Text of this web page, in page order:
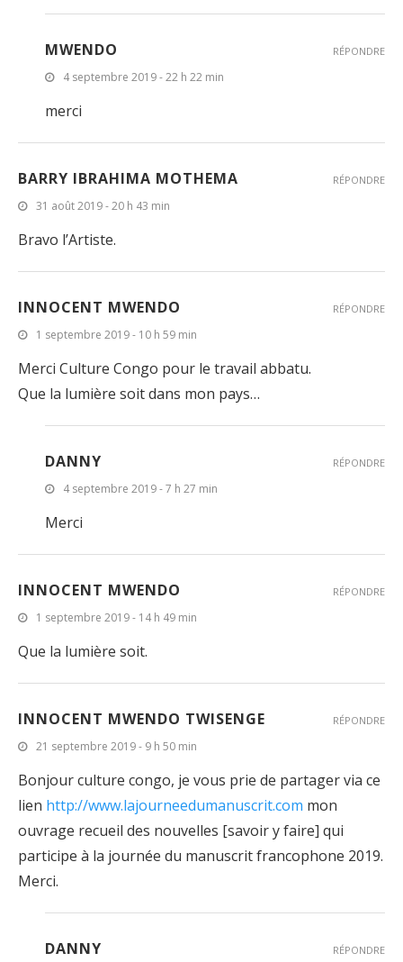
MWENDO
4 septembre 2019 - 22 h 22 min
merci
RÉPONDRE
BARRY IBRAHIMA MOTHEMA
31 août 2019 - 20 h 43 min
Bravo l’Artiste.
RÉPONDRE
INNOCENT MWENDO
1 septembre 2019 - 10 h 59 min
Merci Culture Congo pour le travail abbatu.
Que la lumière soit dans mon pays…
RÉPONDRE
DANNY
4 septembre 2019 - 7 h 27 min
Merci
RÉPONDRE
INNOCENT MWENDO
1 septembre 2019 - 14 h 49 min
Que la lumière soit.
RÉPONDRE
INNOCENT MWENDO TWISENGE
21 septembre 2019 - 9 h 50 min
Bonjour culture congo, je vous prie de partager via ce
lien http://www.lajourneedumanuscrit.com mon
ouvrage recueil des nouvelles [savoir y faire] qui
participe à la journée du manuscrit francophone 2019.
Merci.
RÉPONDRE
DANNY RÉPONDRE